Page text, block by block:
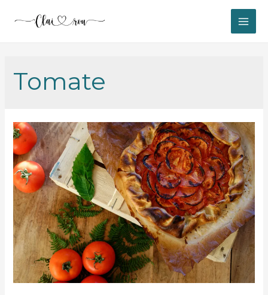
Tomate